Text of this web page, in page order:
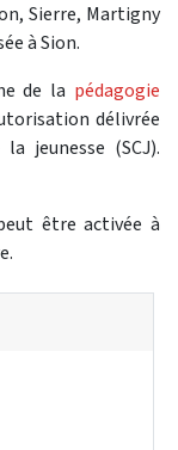
Sierre, Martigny
à Sion.
de la pédagogie
délivrée
jeunesse (SCJ).
être activée à